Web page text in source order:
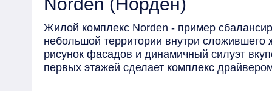
Жилой комплекс Norden - пример
небольшой территории внутри сложившего
рисунок фасадов и динамичный силуэт
первых этажей сделает комплекс